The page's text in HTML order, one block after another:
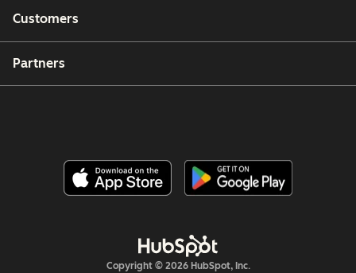
Customers
Partners
Copyright © 2026 HubSpot, Inc.